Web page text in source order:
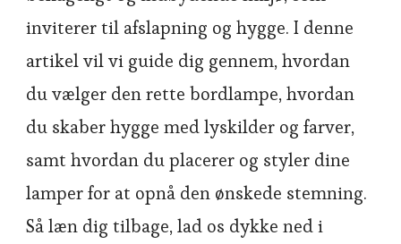
inviterer til afslapning og hygge. I denne
artikel vil vi guide dig gennem, hvordan
du vælger den rette bordlampe, hvordan
du skaber hygge med lyskilder og farver,
samt hvordan du placerer og styler dine
lamper for at opnå den ønskede stemning.
Så læn dig tilbage, lad os dykke ned i